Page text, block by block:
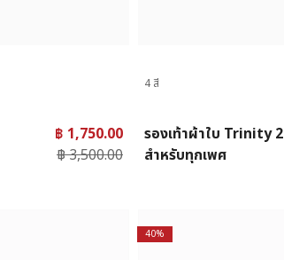
฿ 1,750.00
฿ 3,500.00
4 สี
รองเท้าผ้าใบ Trinity 2
สำหรับทุกเพศ
40%